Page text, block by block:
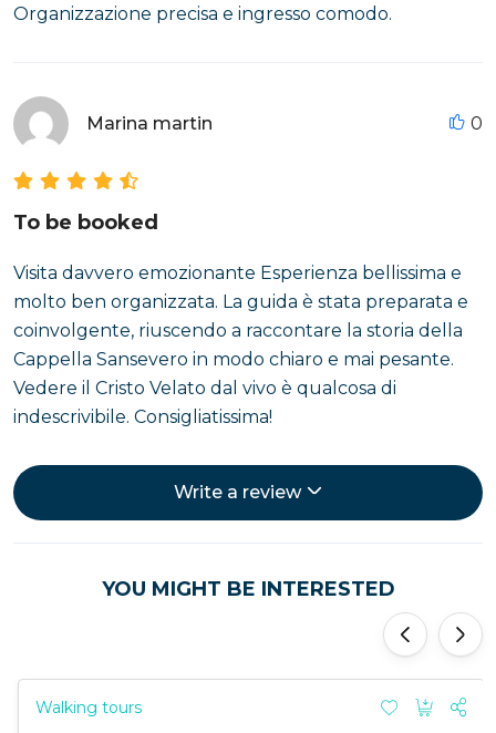
Organizzazione precisa e ingresso comodo.
Marina martin 0
To be booked
Visita davvero emozionante Esperienza bellissima e
molto ben organizzata. La guida è stata preparata e
coinvolgente, riuscendo a raccontare la storia della
Cappella Sansevero in modo chiaro e mai pesante.
Vedere il Cristo Velato dal vivo è qualcosa di
indescrivibile. Consigliatissima!
Write a review
YOU MIGHT BE INTERESTED
Walking tours
'